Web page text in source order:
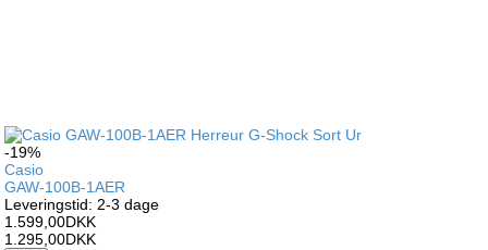
-19%
Casio
GAW-100B-1AER
Leveringstid: 2-3 dage
1.599,00DKK
1.295,00DKK